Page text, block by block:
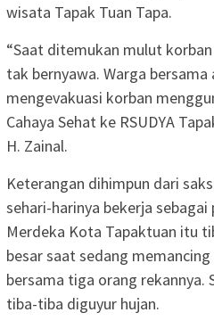
wisata Tapak Tuan Tapa.
“Saat ditemukan mulut
tak bernyawa. Warga
mengevakuasi korban
Cahaya Sehat ke RSUDYA
H. Zainal.
Keterangan dihimpun dari
sehari-harinya bekerja
Merdeka Kota Tapaktuan itu
besar saat sedang
bersama tiga orang rekannya.
tiba-tiba diguyur hujan.